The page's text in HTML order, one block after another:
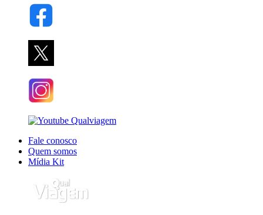
Fale conosco
Quem somos
Mídia Kit